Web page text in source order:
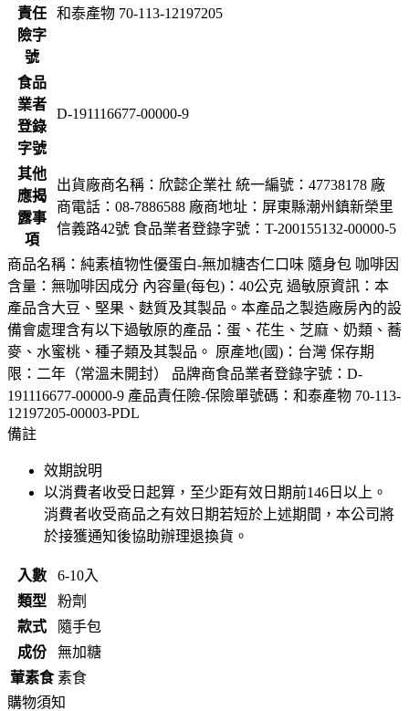
責任
險字
號
和泰產物 70-113-12197205
食品
業者
登錄
字號
D-191116677-00000-9
其他
應揭
露事
項
出貨廠商名稱：欣懿企業社 統一編號：47738178 廠
商電話：08-7886588 廠商地址：屏東縣潮州鎮新榮里
信義路42號 食品業者登錄字號：T-200155132-00000-5
商品名稱：純素植物性優蛋白-無加糖杏仁口味 隨身包 咖啡因
含量：無咖啡因成分 內容量(每包)：40公克 過敏原資訊：本
產品含大豆、堅果、麩質及其製品。本產品之製造廠房內的設
備會處理含有以下過敏原的產品：蛋、花生、芝麻、奶類、蕎
麥、水蜜桃、種子類及其製品。 原產地(國)：台灣 保存期
限：二年（常溫未開封） 品牌商食品業者登錄字號：D-
191116677-00000-9 產品責任險-保險單號碼：和泰產物 70-113-
12197205-00003-PDL
備註
效期說明
以消費者收受日起算，至少距有效日期前146 日以上。
消費者收受商品之有效日期若短於上述期間，本公司將
於接獲通知後協助辦理退換貨。
入數
6-10入
類型
粉劑
款式
隨手包
成份
無加糖
葷素食 素食
購物須知